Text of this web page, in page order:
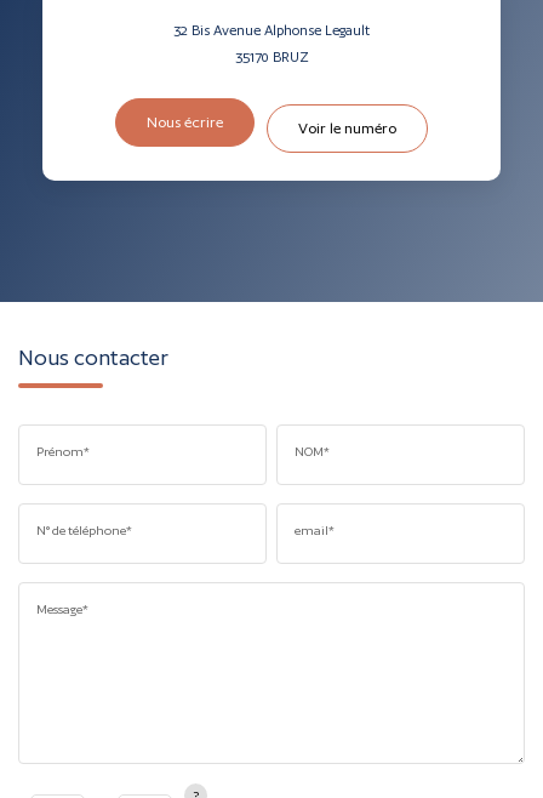
32 Bis Avenue Alphonse Legault
35170 BRUZ
Nous écrire Voir le numéro
Nous contacter
Prénom* NOM*
N° de téléphone* email*
Message*